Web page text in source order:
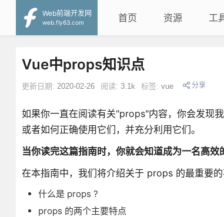
Web前端开发网
web.fly63.com
首页 资源 工
Vue中props知识点
更新日期: 2020-02-26 阅读: 3.1k 标签: vue 分享
如果你一直在阅读有关"props"内容，你会发现
或者如何正确使用它们，并充分利用它们。
当你读完这篇指南时，你就会知道成为一名高
在本指南中，我们将介绍关于 props 的最重要
什么是 props ?
props 的两个主要特点